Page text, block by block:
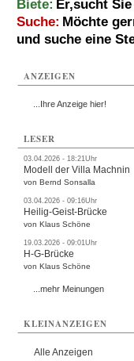
Biete: Er,sucht Sie
Suche: Möchte
und suche eine
ANZEIGEN
...Ihre Anzeige hier!
LESER
03.04.2026 - 18:21Uhr
Modell der Villa Machnin
von Bernd Sonsalla
03.04.2026 - 09:16Uhr
Heilig-Geist-Brücke
von Klaus Schöne
19.03.2026 - 09:01Uhr
H-G-Brücke
von Klaus Schöne
...mehr Meinungen
KLEINANZEIGEN
Alle Anzeigen